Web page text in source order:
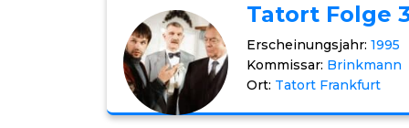
Tatort Folge
Erscheinungsjahr: 1995
Kommissar: Brinkmann
Ort: Tatort Frankfurt